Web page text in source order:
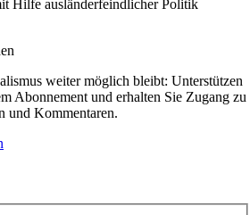
Hilfe ausländerfeindlicher Politik
weiter möglich bleibt: Unterstützen
Abonnement und erhalten Sie Zugang zu
und Kommentaren.